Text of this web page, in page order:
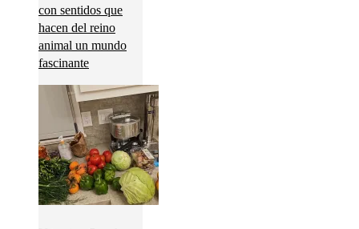
con sentidos que
hacen del reino
animal un mundo
fascinante